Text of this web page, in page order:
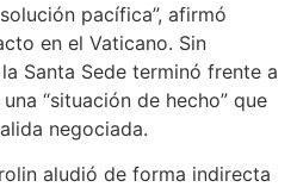
pacífica”, afirmó
en el Vaticano. Sin
Santa Sede terminó frente a
“situación de hecho” que
negociada.
aludió de forma indirecta